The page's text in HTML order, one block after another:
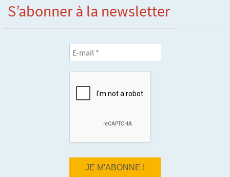
S’abonner à la newsletter